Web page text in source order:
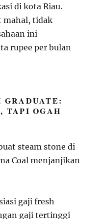
di kota Riau.
mahal, tidak
ini
rupee per bulan
TAPI OGAH
steam stone di
Coal menjanjikan
gaji fresh
gaji tertinggi